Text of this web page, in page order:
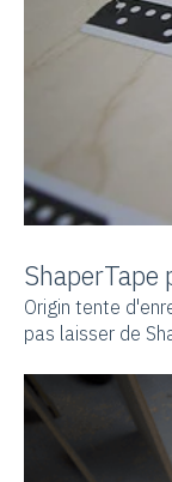
ShaperTape
Origin tente
pas laisser de